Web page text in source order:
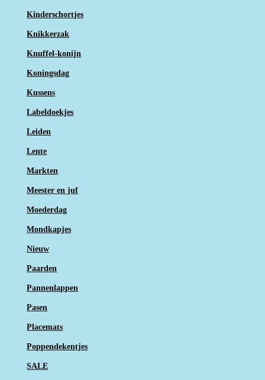
Kinderschortjes
Knikkerzak
Knuffel-konijn
Koningsdag
Kussens
Labeldoekjes
Leiden
Lente
Markten
Meester en juf
Moederdag
Mondkapjes
Nieuw
Paarden
Pannenlappen
Pasen
Placemats
Poppendekentjes
SALE